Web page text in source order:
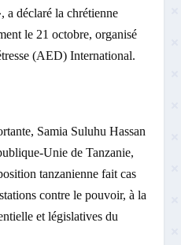
a déclaré la chrétienne
le 21 octobre, organisé
(AED) International.
Samia Suluhu Hassan
Unie de Tanzanie,
tanzanienne fait cas
contre le pouvoir, à la
et législatives du